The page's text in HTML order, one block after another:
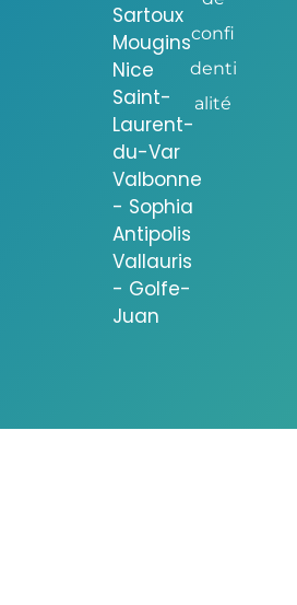
Sartoux
Mougins
Nice
Saint-
Laurent-
du-Var
Valbonne
- Sophia
Antipolis
Vallauris
- Golfe-
Juan
confi
denti
alité